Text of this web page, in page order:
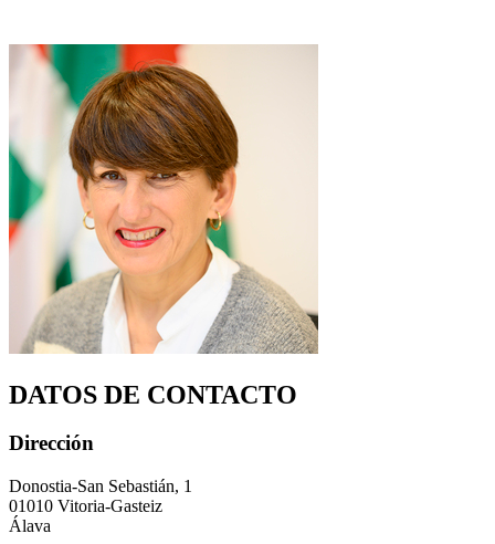
DATOS DE CONTACTO
Dirección
Donostia-San Sebastián, 1
01010 Vitoria-Gasteiz
Álava